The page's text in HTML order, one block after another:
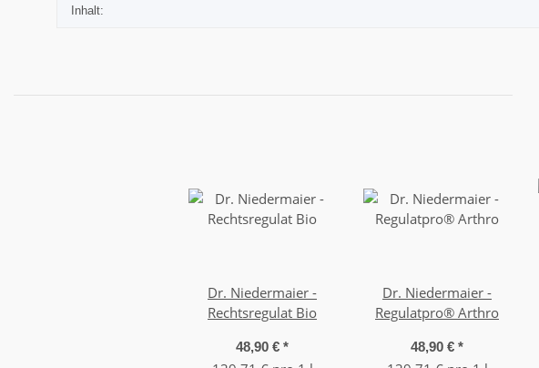
Inhalt:
Dr. Niedermaier -
Rechtsregulat Bio
48,90 € *
Dr. Niedermaier -
Regulatpro® Arthro
48,90 € *